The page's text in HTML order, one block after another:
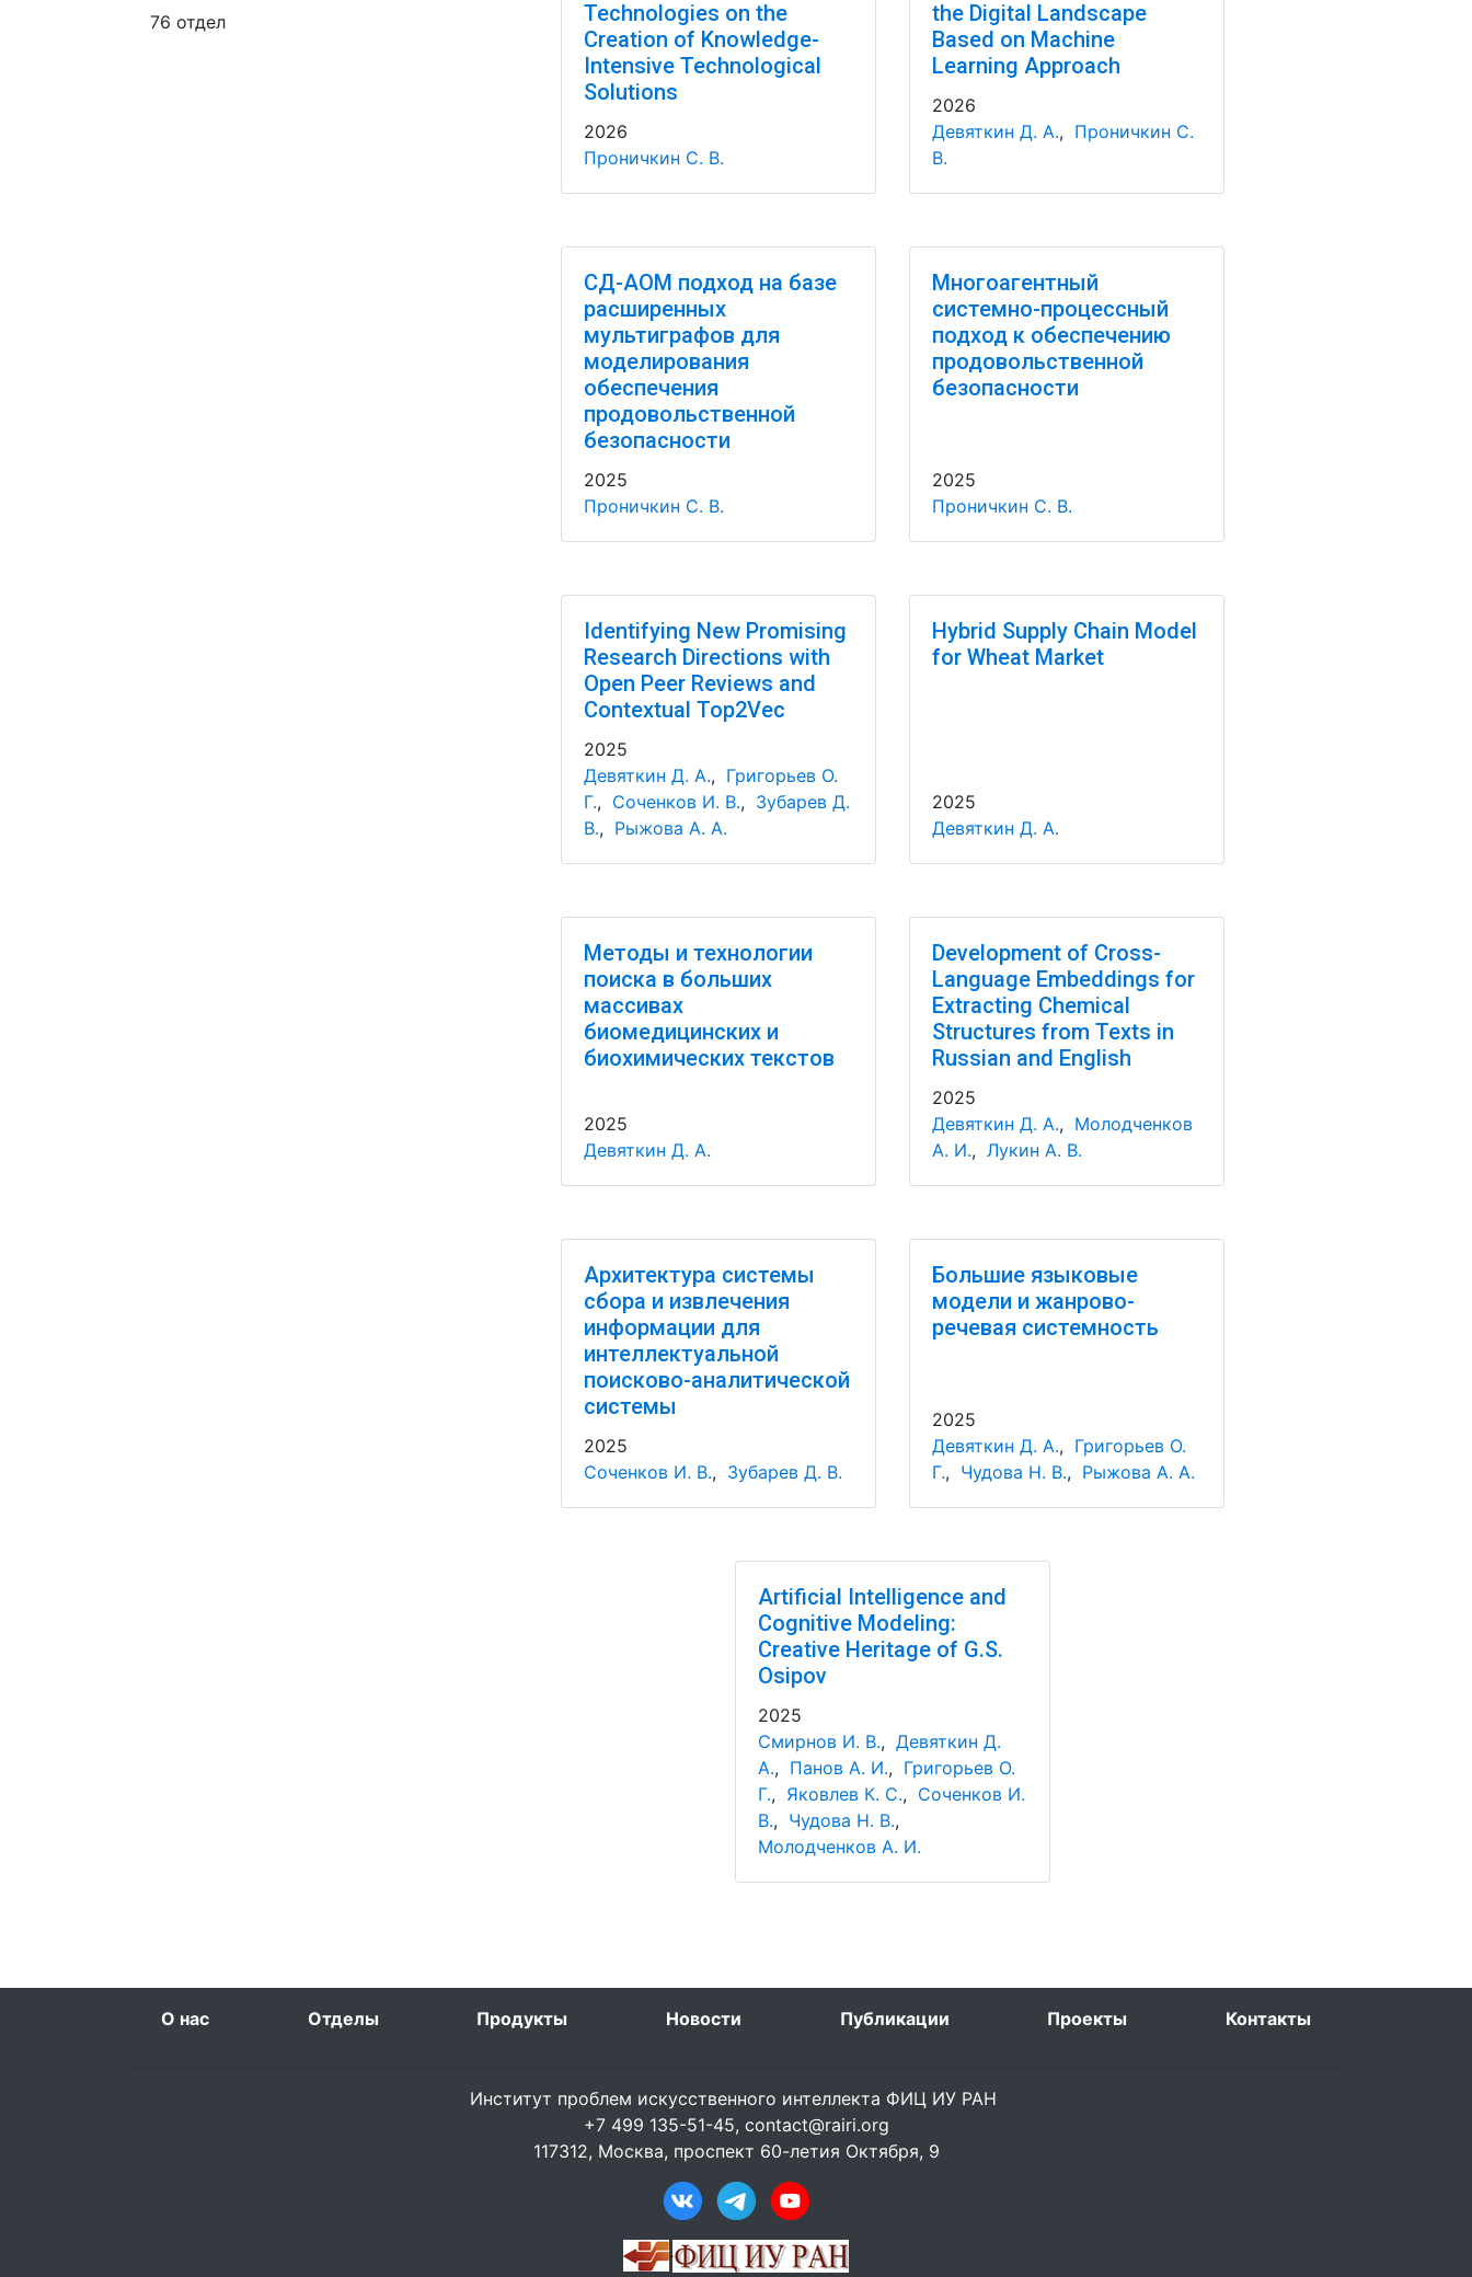
76 отдел
Technologies on the
Creation of Knowledge-
Intensive Technological
Solutions
2026
Проничкин С. В.
the Digital Landscape
Based on Machine
Learning Approach
2026
Девяткин Д. А., Проничкин С.
В.
СД-АОМ подход на базе
расширенных
мультиграфов для
моделирования
обеспечения
продовольственной
безопасности
2025
Проничкин С. В.
Многоагентный
системно-процессный
подход к обеспечению
продовольственной
безопасности
2025
Проничкин С. В.
Identifying New Promising
Research Directions with
Open Peer Reviews and
Contextual Top2Vec
2025
Девяткин Д. А., Григорьев О.
Г., Соченков И. В., Зубарев Д.
В., Рыжова А. А.
Hybrid Supply Chain Model
for Wheat Market
2025
Девяткин Д. А.
Методы и технологии
поиска в больших
массивах
биомедицинских и
биохимических текстов
2025
Девяткин Д. А.
Development of Cross-
Language Embeddings for
Extracting Chemical
Structures from Texts in
Russian and English
2025
Девяткин Д. А., Молодченков
А. И., Лукин А. В.
Архитектура системы
сбора и извлечения
информации для
интеллектуальной
поисково-аналитической
системы
2025
Соченков И. В., Зубарев Д. В.
Большие языковые
модели и жанрово-
речевая системность
2025
Девяткин Д. А., Григорьев О.
Г., Чудова Н. В., Рыжова А. А.
Artificial Intelligence and
Cognitive Modeling:
Creative Heritage of G.S.
Osipov
2025
Смирнов И. В., Девяткин Д.
А., Панов А. И., Григорьев О.
Г., Яковлев К. С., Соченков И.
В., Чудова Н. В.,
Молодченков А. И.
О нас Отделы Продукты Новости Публикации Проекты Контакты
Институт проблем искусственного интеллекта ФИЦ ИУ РАН
+7 499 135-51-45, contact@rairi.org
117312, Москва, проспект 60-летия Октября, 9